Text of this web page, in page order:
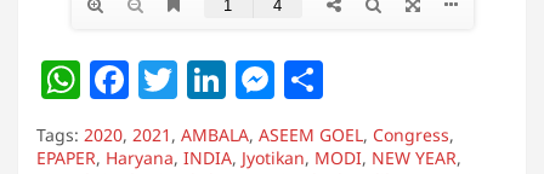
W
h
at
F
a
c
T
w
itt
Li
n
k
M
e
ss
h
ar
Tags: 2020, 2021 , AMBALA, ASEEM GOEL, Congress,
EPAPER, Haryana, INDIA, Jyotikan, MODI, NEW YEAR,